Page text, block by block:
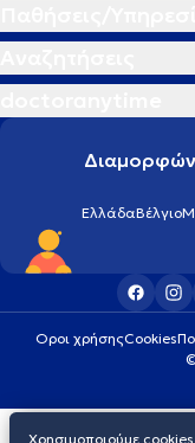
ΕλλάδαΒέλγιο
Οροι χρήσηςCookies
Χρησιμοποιούμε